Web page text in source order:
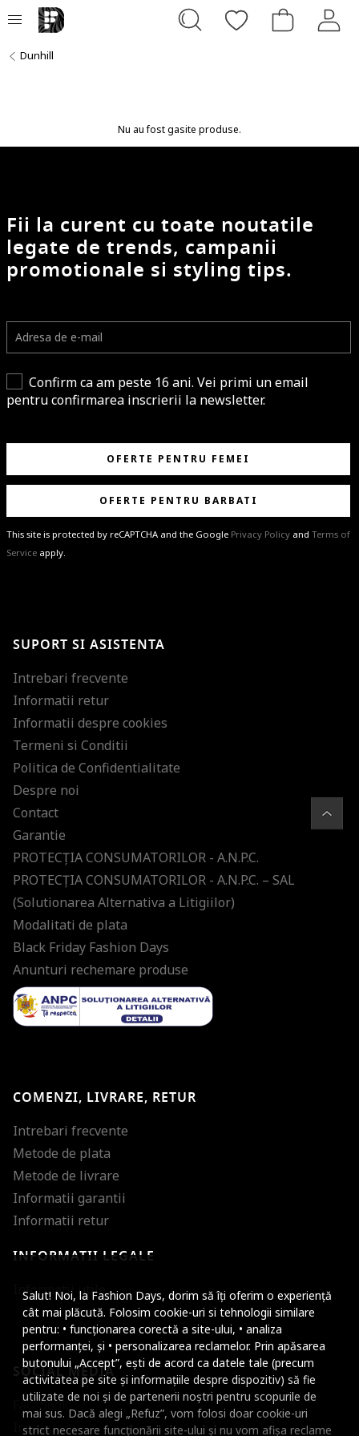
Salut! Noi, la Fashion Days, dorim să îți oferim o experiență
cât mai plăcută. Folosim cookie-uri si tehnologii similare
pentru: • funcționarea corectă a site-ului, • analiza
performanței, și • personalizarea reclamelor. Prin apăsarea
butonului „Accept”, ești de acord ca datele tale (precum
activitatea pe site și informațiile despre dispozitiv) să fie
utilizate de noi și de partenerii noștri pentru scopurile de
mai sus. Dacă alegi „Refuz”, vom folosi doar cookie-uri
strict necesare funcționării site-ului și nu vom afișa reclame
Dunhill
Nu au fost gasite produse.
Fii la curent cu toate noutatile
legate de trends, campanii
promotionale si styling tips.
Confirm ca am peste 16 ani. Vei primi un email
pentru confirmarea inscrierii la newsletter.
OFERTE PENTRU FEMEI
OFERTE PENTRU BARBATI
This site is protected by reCAPTCHA and the Google Privacy Policy and Terms of
Service apply.
ultimele tendinte in moda!
SUPORT SI ASISTENTA
Intrebari frecvente
Informatii retur
Informatii despre cookies
Termeni si Conditii
Politica de Confidentialitate
Despre noi
Contact
Garantie
PROTECŢIA CONSUMATORILOR - A.N.P.C.
PROTECŢIA CONSUMATORILOR - A.N.P.C. – SAL
(Solutionarea Alternativa a Litigiilor)
Modalitati de plata
Black Friday Fashion Days
Anunturi rechemare produse
COMENZI, LIVRARE, RETUR
Intrebari frecvente
Metode de plata
Metode de livrare
Informatii garantii
Informatii retur
INFORMATII LEGALE
Informatii utile
SOCIAL MEDIA
Facebook
Instagram
Micsoreaza
Mareste spatierea
Micsoreaza
Mareste inaltimea